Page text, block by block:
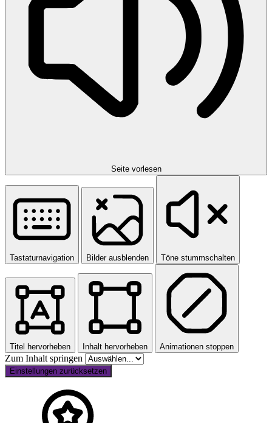
Seite vorlesen
Tastaturnavigation Bilder ausblenden Töne stummschalten
Titel hervorheben Inhalt hervorheben Animationen stoppen
Zum Inhalt springen
Einstellungen zurücksetzen